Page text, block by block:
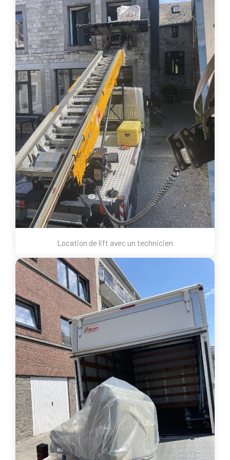
Location de lift avec un technicien